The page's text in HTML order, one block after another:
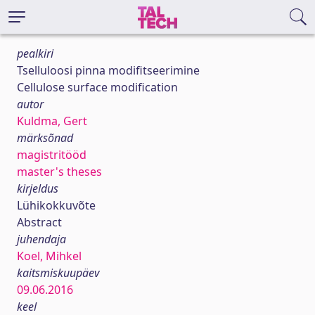
pealkiri
Tselluloosi pinna modifitseerimine
Cellulose surface modification
autor
Kuldma, Gert
märksõnad
magistritööd
master's theses
kirjeldus
Lühikokkuvõte
Abstract
juhendaja
Koel, Mihkel
kaitsmiskuupäev
09.06.2016
keel